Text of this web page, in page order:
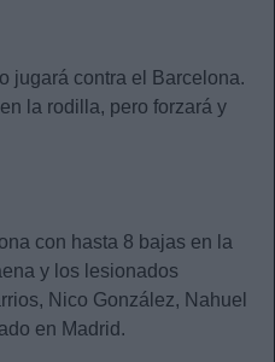
jugará contra el Barcelona.
la rodilla, pero forzará y
con hasta 8 bajas en la
y los lesionados
Nico González, Nahuel
en Madrid.